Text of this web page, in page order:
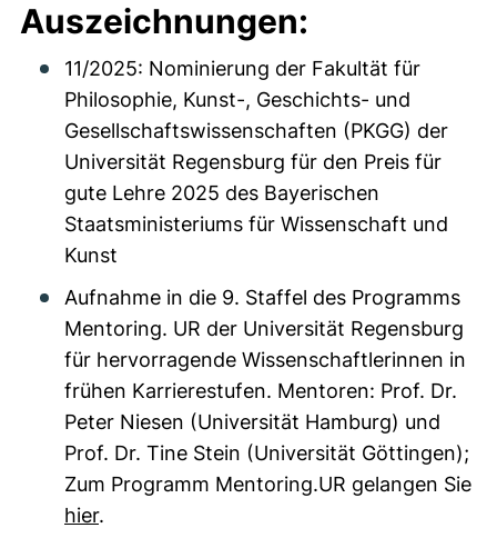
Auszeichnungen:
11/2025: Nominierung der Fakultät für
Philosophie, Kunst-, Geschichts- und
Gesellschaftswissenschaften (PKGG) der
Universität Regensburg für den Preis für
gute Lehre 2025 des Bayerischen
Staatsministeriums für Wissenschaft und
Kunst
Aufnahme in die 9. Staffel des Programms
Mentoring. UR der Universität Regensburg
für hervorragende Wissenschaftlerinnen in
frühen Karrierestufen. Mentoren: Prof. Dr.
Peter Niesen (Universität Hamburg) und
Prof. Dr. Tine Stein (Universität Göttingen);
Zum Programm Mentoring.UR gelangen Sie
hier.